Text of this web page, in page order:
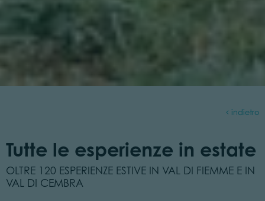
indietro
Tutte le esperienze in estate
OLTRE 120 ESPERIENZE ESTIVE IN VAL DI FIEMME E IN
VAL DI CEMBRA